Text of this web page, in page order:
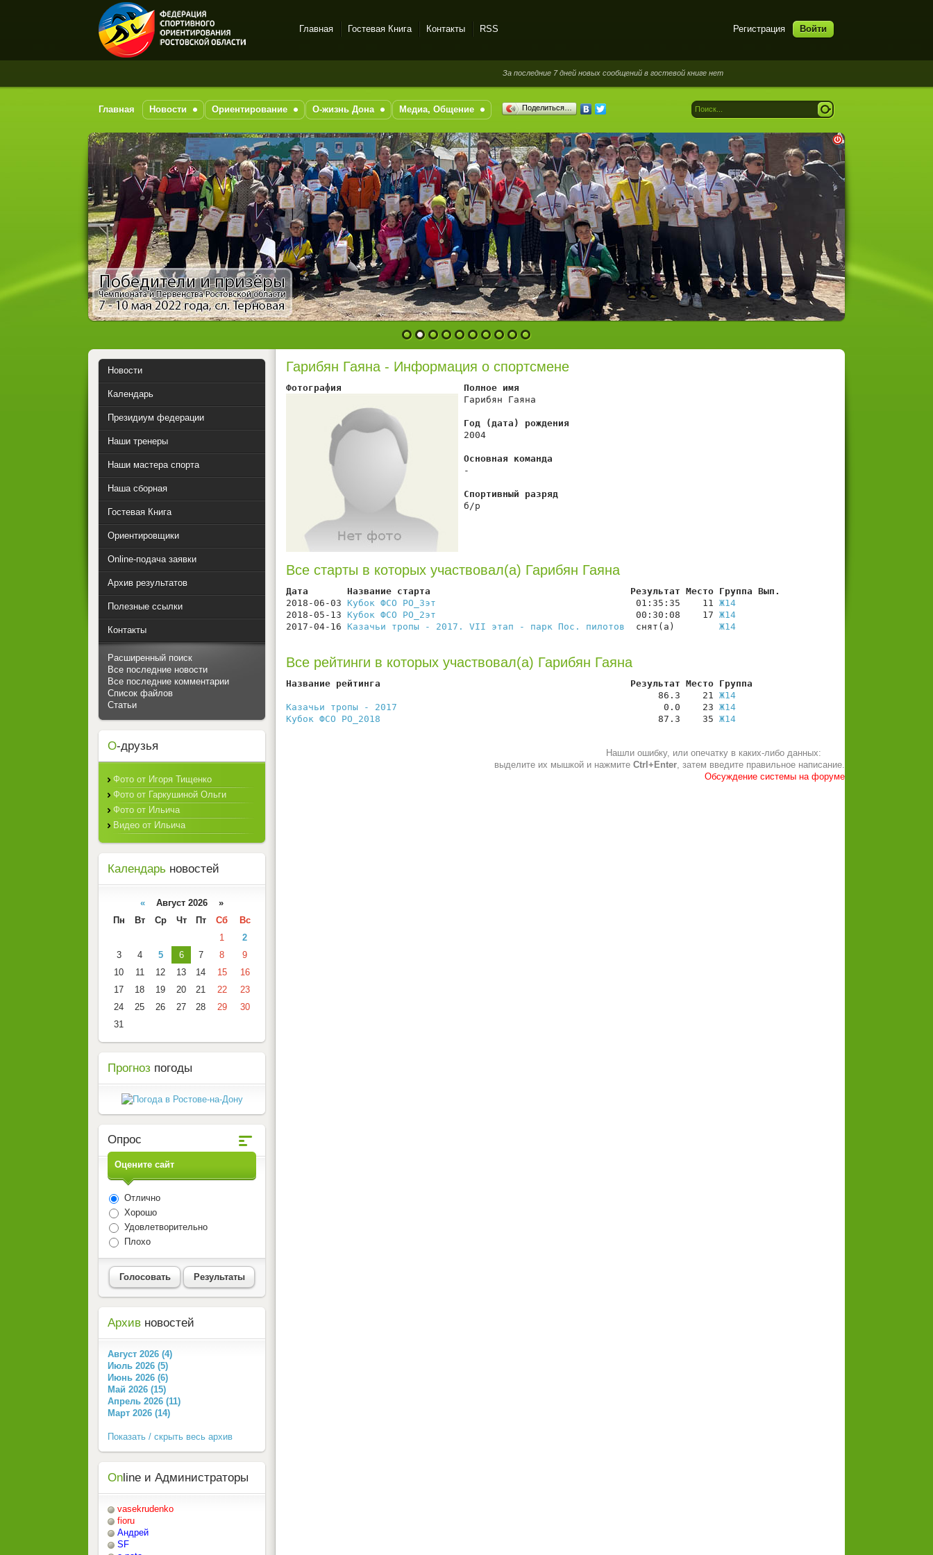
Спортивное
на-Дону
Регистрация Войти
Главная Гостевая Книга Контакты RSS
За последние 7 дней новых сообщений в гостевой книге нет
Главная Новости Ориентирование О-жизнь Дона Медиа, Общение Поделиться…
1 2 3 4 5 6 7 8 9 10
Гарибян Гаяна - Информация о спортсмене
Фотография                      Полное имя
Гарибян Гаяна
Год (дата) рождения
2004
Основная команда
-
Спортивный разряд
б/р
Все старты в которых участвовал(а) Гарибян Гаяна
Дата       Название старта                                    Результат Место Группа Вып.
2018-06-03 Кубок ФСО РО_3эт
                                    01:35:35    11
Ж14
2018-05-13 Кубок ФСО РО_2эт
                                    00:30:08    17
Ж14
2017-04-16 Казачьи тропы - 2017. VII этап - парк Пос. пилотов
  снят(а)
Ж14
Все рейтинги в которых участвовал(а) Гарибян Гаяна
Название рейтинга                                             Результат Место Группа
                                                                   86.3    21
Ж14
Казачьи тропы - 2017
                                                0.0    23
Ж14
Кубок ФСО РО_2018
                                                  87.3    35
Ж14
Нашли ошибку, или опечатку в каких-либо данных:
выделите их мышкой и нажмите Ctrl+Enter, затем введите правильное написание.
Обсуждение системы на форуме
Новости
Календарь
Президиум федерации
Наши тренеры
Наши мастера спорта
Наша сборная
Гостевая Книга
Ориентировщики
Online-подача заявки
Архив результатов
Полезные ссылки
Контакты
Расширенный поиск
Все последние новости
Все последние комментарии
Список файлов
Статьи
О-друзья
Фото от Игоря Тищенко
Фото от Гаркушиной Ольги
Фото от Ильича
Видео от Ильича
Календарь новостей
« Август 2026 »
Пн
Вт Ср Чт Пт Сб
Вс
1
2
3
4 5 6 7 8
9
10
11 12 13 14 15
16
17
18 19 20 21 22
23
24
25 26 27 28 29
30
31
Прогноз погоды
Опрос
Оцените сайт
Отлично
Хорошо
Удовлетворительно
Плохо
Голосовать Результаты
Архив новостей
Август 2026 (4)
Июль 2026 (5)
Июнь 2026 (6)
Май 2026 (15)
Апрель 2026 (11)
Март 2026 (14)
Показать / скрыть весь архив
On line и Администраторы
vasekrudenko
fioru
Андрей
SF